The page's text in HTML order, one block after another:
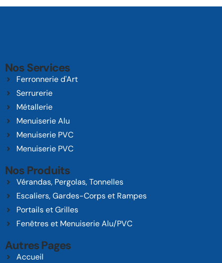
Nos Services
Ferronnerie d'Art
Serrurerie
Métallerie
Menuiserie Alu
Menuiserie PVC
Menuiserie PVC
Nos Produits
Vérandas, Pergolas, Tonnelles
Escaliers, Gardes-Corps et Rampes
Portails et Grilles
Fenêtres et Menuiserie Alu/PVC
Autres Pages
Accueil